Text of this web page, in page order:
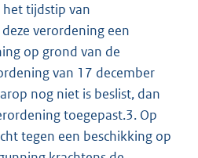
tijdstip van
verordening een
op grond van de
van 17 december
nog niet is beslist, dan
toegepast.3. Op
tegen een beschikking op